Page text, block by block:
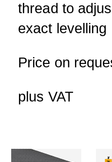
thread to
exact levelling
Price on
plus VAT